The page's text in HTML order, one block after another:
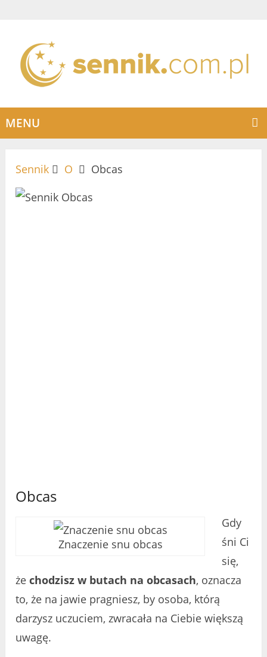
MENU
Sennik O Obcas
Obcas
Znaczenie snu obcas
Gdy
śni Ci
się,
żechodzisz w butach na obcasach, oznacza
to, że na jawie pragniesz, by osoba, którą
darzysz uczuciem, zwracała na Ciebie większą
uwagę.